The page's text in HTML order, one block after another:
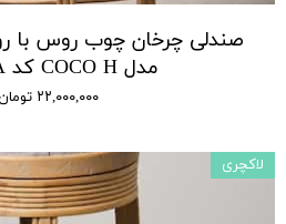
صندلی چرخان چوب روس با
مدل COCO H کد XSALA
۲۲,۰۰۰,۰۰۰ تومان
لاکچری